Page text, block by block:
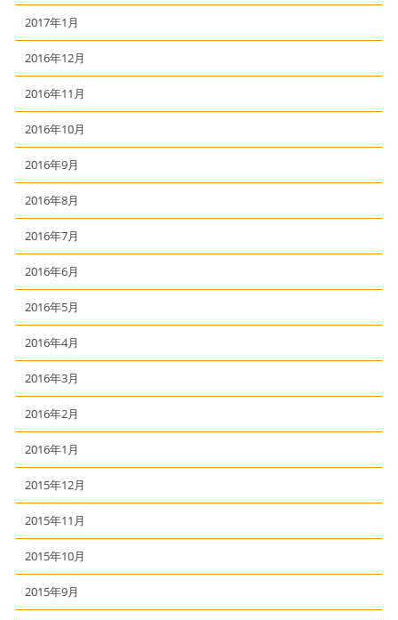
2017年1月
2016年12月
2016年11月
2016年10月
2016年9月
2016年8月
2016年7月
2016年6月
2016年5月
2016年4月
2016年3月
2016年2月
2016年1月
2015年12月
2015年11月
2015年10月
2015年9月